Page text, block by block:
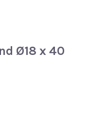
Ø18 x 40